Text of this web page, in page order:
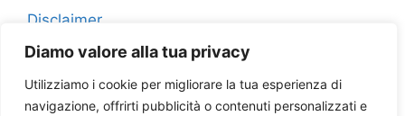
Diamo valore alla tua privacy
Utilizziamo i cookie per migliorare la tua esperienza di
navigazione, offrirti pubblicità o contenuti personalizzati e
Disclaimer
Contatti
Collaborazioni